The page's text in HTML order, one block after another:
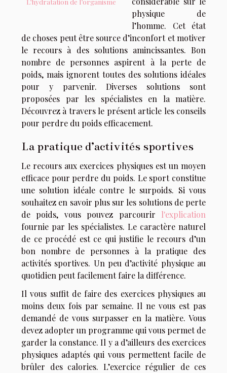
physique de
l’homme. Cet état
de choses peut être source d’inconfort et motiver
le recours à des solutions amincissantes. Bon
nombre de personnes aspirent à la perte de
poids, mais ignorent toutes des solutions idéales
pour y parvenir. Diverses solutions sont
proposées par les spécialistes en la matière.
Découvrez à travers le présent article les conseils
pour perdre du poids efficacement.
La pratique d’activités sportives
Le recours aux exercices physiques est un moyen
efficace pour perdre du poids. Le sport constitue
une solution idéale contre le surpoids. Si vous
souhaitez en savoir plus sur les solutions de perte
de poids, vous pouvez parcourir l'explication
fournie par les spécialistes. Le caractère naturel
de ce procédé est ce qui justifie le recours d’un
bon nombre de personnes à la pratique des
activités sportives. Un peu d’activité physique au
quotidien peut facilement faire la différence.
Il vous suffit de faire des exercices physiques au
moins deux fois par semaine. Il ne vous est pas
demandé de vous surpasser en la matière. Vous
devez adopter un programme qui vous permet de
garder la constance. Il y a d’ailleurs des exercices
physiques adaptés qui vous permettent facile de
brûler des calories. L’exercice régulier de ces